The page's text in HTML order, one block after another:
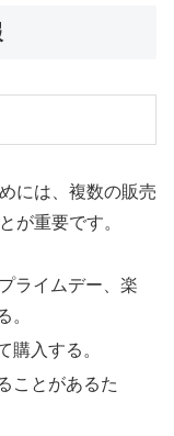
には、複数の販売
が重要です。
ライムデー、楽
。
購入する。
ことがあるた